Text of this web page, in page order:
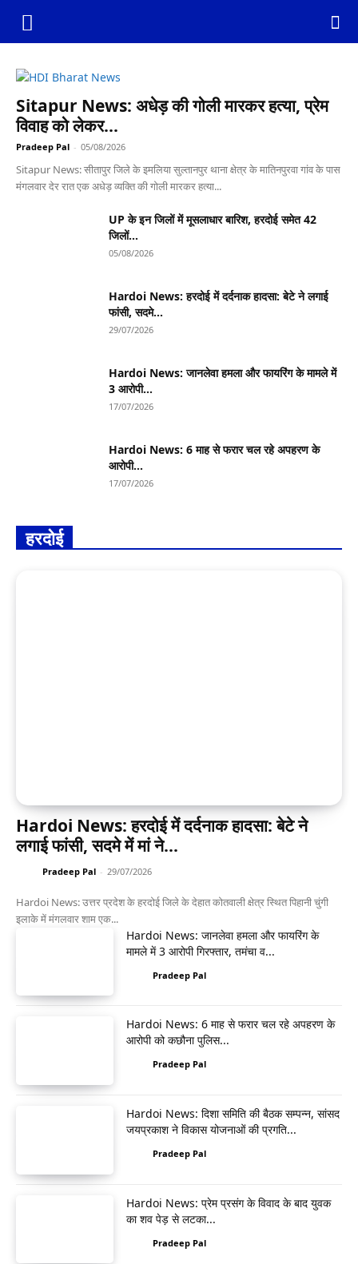
Sitapur News: अधेड़ की गोली मारकर हत्या, प्रेम
विवाह को लेकर...
Pradeep Pal - 05/08/2026
Sitapur News: सीतापुर जिले के इमलिया सुल्तानपुर थाना क्षेत्र के मातिनपुरवा गांव के पास
मंगलवार देर रात एक अधेड़ व्यक्ति की गोली मारकर हत्या...
UP के इन जिलों में मूसलाधार बारिश, हरदोई समेत 42
जिलों...
05/08/2026
Hardoi News: हरदोई में दर्दनाक हादसा: बेटे ने लगाई
फांसी, सदमे...
29/07/2026
Hardoi News: जानलेवा हमला और फायरिंग के मामले में
3 आरोपी...
17/07/2026
Hardoi News: 6 माह से फरार चल रहे अपहरण के
आरोपी...
17/07/2026
हरदोई
Hardoi News: हरदोई में दर्दनाक हादसा: बेटे ने
लगाई फांसी, सदमे में मां ने...
Pradeep Pal - 29/07/2026
Hardoi News: उत्तर प्रदेश के हरदोई जिले के देहात कोतवाली क्षेत्र स्थित पिहानी चुंगी
इलाके में मंगलवार शाम एक...
Hardoi News: जानलेवा हमला और फायरिंग के
मामले में 3 आरोपी गिरफ्तार, तमंचा व...
Pradeep Pal
Hardoi News: 6 माह से फरार चल रहे अपहरण के
आरोपी को कछौना पुलिस...
Pradeep Pal
Hardoi News: दिशा समिति की बैठक सम्पन्न, सांसद
जयप्रकाश ने विकास योजनाओं की प्रगति...
Pradeep Pal
Hardoi News: प्रेम प्रसंग के विवाद के बाद युवक
का शव पेड़ से लटका...
Pradeep Pal